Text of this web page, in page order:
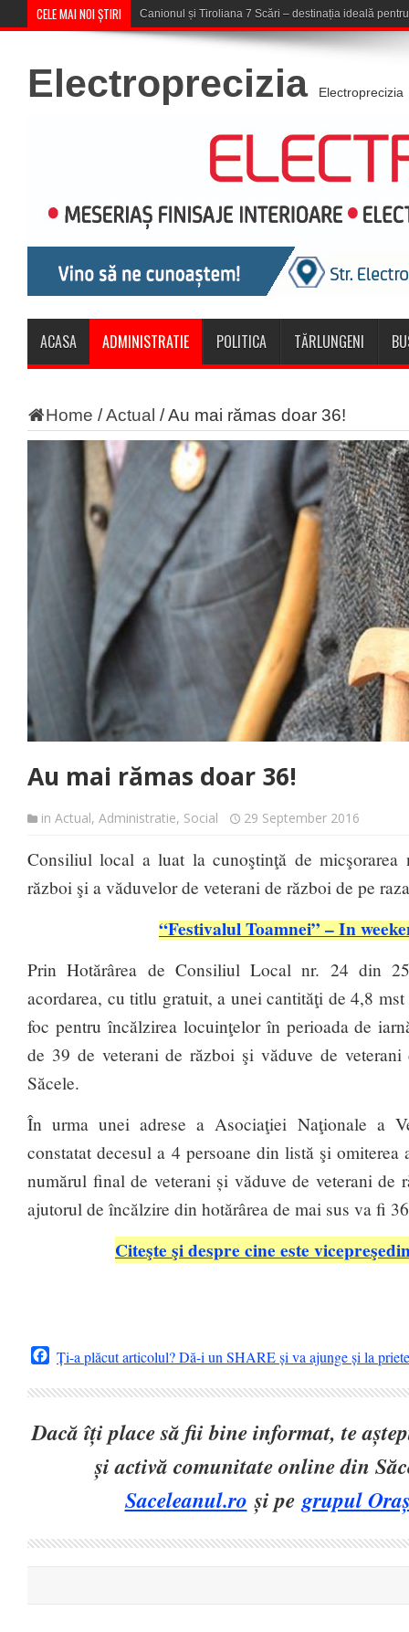
CELE MAI NOI ȘTIRI Concert în aer liber la Komeea Caf
Electroprecizia Electroprecizia
ACASA ADMINISTRATIE POLITICA TĂRLUNGENI
Home /Actual /Au mai rămas doar 36!
Au mai rămas doar 36!
in Actual, Administratie, Social 29 September 2016
Consiliul local a luat la cunoştinţă de micşorarea
război şi a văduvelor de veterani de război de pe
“Festivalul Toamnei” – In
Prin Hotărârea de Consiliul Local nr. 24 din
acordarea, cu titlu gratuit, a unei cantităţi de 4,8
foc pentru încălzirea locuinţelor în perioada de
de 39 de veterani de război şi văduve de
Săcele.
În urma unei adrese a Asociaţiei Naţionale a
constatat decesul a 4 persoane din listă şi omiterea
numărul final de veterani și văduve de veterani de
ajutorul de încălzire din hotărârea de mai sus va fi
Citeşte şi despre cine este
Facebook
Ți-a plăcut articolul? Dă-i un SHARE și va ajunge și la
Dacă îți place să fii bine informat, te
și activă comunitate online din
Saceleanul.ro și pegrupul